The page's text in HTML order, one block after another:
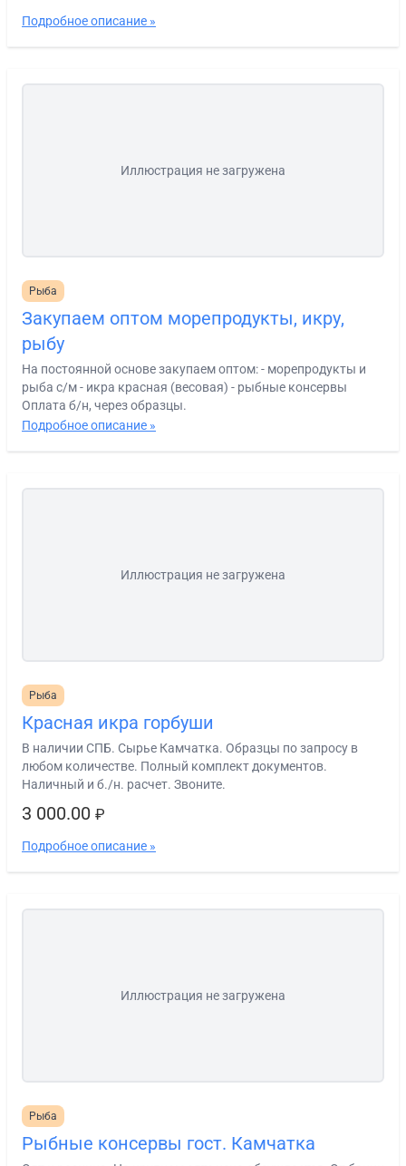
Подробное описание »
Иллюстрация не загружена
Рыба
Закупаем оптом морепродукты, икру,
рыбу
На постоянной основе закупаем оптом: - морепродукты и
рыба с/м - икра красная (весовая) - рыбные консервы
Оплата б/н, через образцы.
Подробное описание »
Иллюстрация не загружена
Рыба
Красная икра горбуши
В наличии СПБ. Сырье Камчатка. Образцы по запросу в
любом количестве. Полный комплект документов.
Наличный и б./н. расчет. Звоните.
3 000.00 ₽
Подробное описание »
Иллюстрация не загружена
Рыба
Рыбные консервы гост. Камчатка